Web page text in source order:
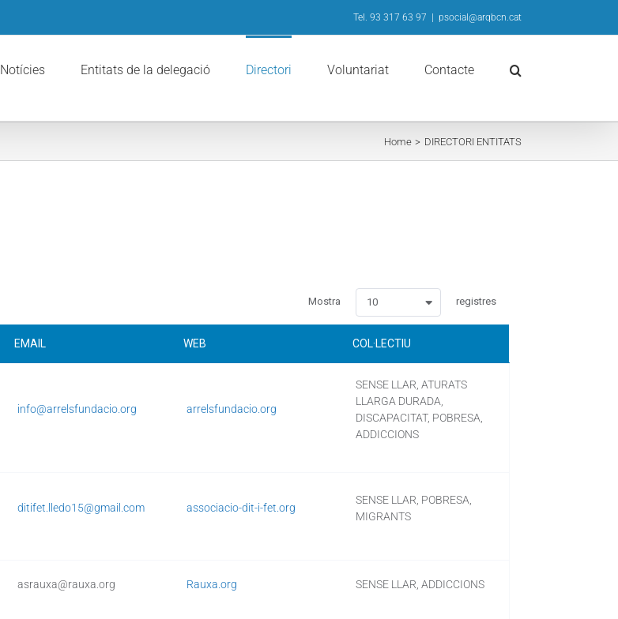
Tel. 93 317 63 97 psocial@arqbcn.cat
Notícies Entitats de la delegació Directori Voluntariat Contacte
Home DIRECTORI ENTITATS
wpdatatables_frontend_strings.lenghtMenuWCAG_wpdatatables
Mostra 10 registres
EMAIL WEB COL·LECTIU
info@arrelsfundacio.org arrelsfundacio.org
SENSE LLAR, ATURATS
LLARGA DURADA,
DISCAPACITAT, POBRESA,
ADDICCIONS
ditifet.lledo15@gmail.com associacio-dit-i-fet.org
SENSE LLAR, POBRESA,
MIGRANTS
asrauxa@rauxa.org Rauxa.org SENSE LLAR, ADDICCIONS